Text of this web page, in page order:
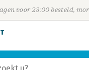
voor 23:00 besteld,